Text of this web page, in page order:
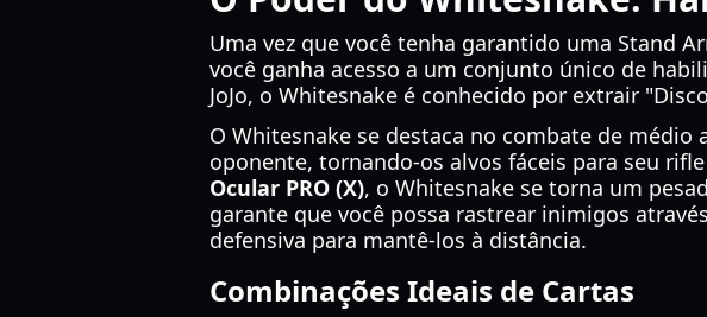
Uma vez que você tenha garantido uma Stand
você ganha acesso a um conjunto único de
JoJo, o Whitesnake é conhecido por extrair
O Whitesnake se destaca no combate de
oponente, tornando-os alvos fáceis para seu
Ocular PRO (X), o Whitesnake se torna um
garante que você possa rastrear inimigos
defensiva para mantê-los à distância.
Combinações Ideais de Cartas